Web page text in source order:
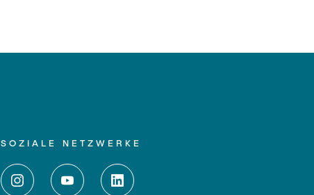
SOZIALE NETZWERKE